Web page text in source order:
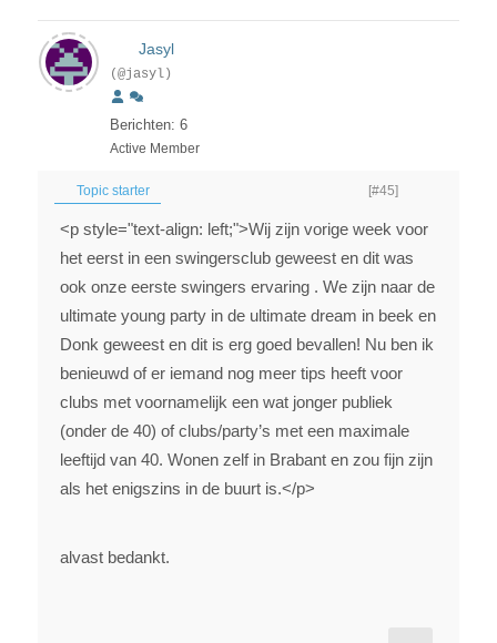
Jasyl
(@jasyl)
Berichten: 6
Active Member
Topic starter [#45]
<p style="text-align: left;">Wij zijn vorige week voor
het eerst in een swingersclub geweest en dit was
ook onze eerste swingers ervaring . We zijn naar de
ultimate young party in de ultimate dream in beek en
Donk geweest en dit is erg goed bevallen! Nu ben ik
benieuwd of er iemand nog meer tips heeft voor
clubs met voornamelijk een wat jonger publiek
(onder de 40) of clubs/party’s met een maximale
leeftijd van 40. Wonen zelf in Brabant en zou fijn zijn
als het enigszins in de buurt is.</p>
alvast bedankt.